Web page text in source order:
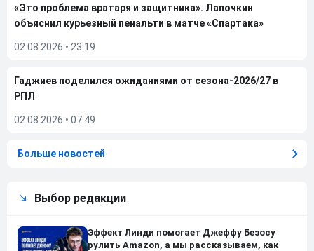
«Это проблема вратаря и защитника». Лапочкин
объяснил курьезный пенальти в матче «Спартака»
02.08.2026 • 23:19
Гаджиев поделился ожиданиями от сезона-2026/27 в
РПЛ
02.08.2026 • 07:49
Больше новостей
Выбор редакции
Эффект Линди помогает Джеффу Безосу
рулить Amazon, а мы рассказываем, как